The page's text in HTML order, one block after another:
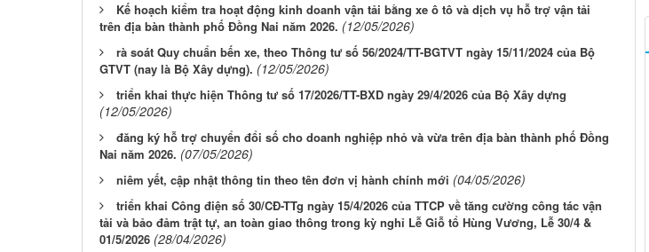
Kế hoạch kiểm tra hoạt động kinh doanh vận tải bằng xe ô tô và dịch vụ hỗ trợ vận tải
trên địa bàn thành phố Đồng Nai năm 2026. (12/05/2026)
rà soát Quy chuẩn bến xe, theo Thông tư số 56/2024/TT-BGTVT ngày 15/11/2024 của Bộ
GTVT (nay là Bộ Xây dựng). (12/05/2026)
triển khai thực hiện Thông tư số 17/2026/TT-BXD ngày 29/4/2026 của Bộ Xây dựng
(12/05/2026)
đăng ký hỗ trợ chuyển đổi số cho doanh nghiệp nhỏ và vừa trên địa bàn thành phố Đồng
Nai năm 2026. (07/05/2026)
niêm yết, cập nhật thông tin theo tên đơn vị hành chính mới (04/05/2026)
triển khai Công điện số 30/CĐ-TTg ngày 15/4/2026 của TTCP về tăng cường công tác vận
tải và bảo đảm trật tự, an toàn giao thông trong kỳ nghỉ Lễ Giỗ tổ Hùng Vương, Lễ 30/4 &
01/5/2026 (28/04/2026)